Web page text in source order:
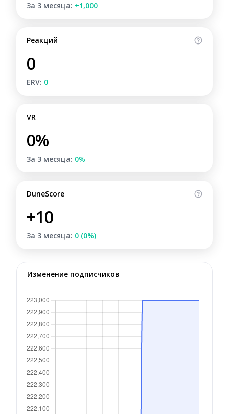
За 3 месяца: +1,000
Реакций
0
ERV: 0
VR
0%
За 3 месяца: 0%
DuneScore
+10
За 3 месяца: 0 (0%)
Изменение подписчиков